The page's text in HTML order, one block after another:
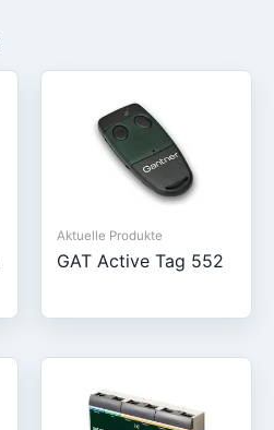
Aktuelle Produkte
GAT Active Tag 552